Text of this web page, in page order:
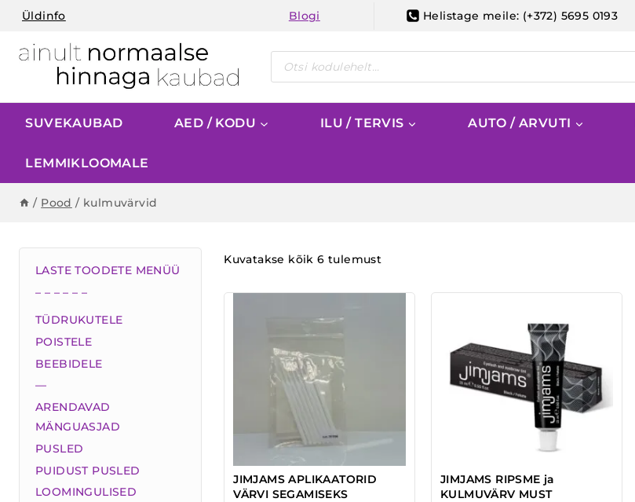
Skip
content
Üldinfo Blogi Helistage meile: (+372) 5695 0193
Products
search
SUVEKAUBAD AED / KODU ILU / TERVIS AUTO / ARVUTI
LEMMIKLOOMALE
/ Pood / kulmuvärvid
Kuvatakse kõik 6 tulemust
JIMJAMS APLIKAATORID
VÄRVI SEGAMISEKS
JIMJAMS RIPSME ja
KULMUVÄRV MUST
LASTE TOODETE MENÜÜ
– – – – – –
TÜDRUKUTELE
POISTELE
BEEBIDELE
—
ARENDAVAD
MÄNGUASJAD
PUSLED
PUIDUST PUSLED
LOOMINGULISED